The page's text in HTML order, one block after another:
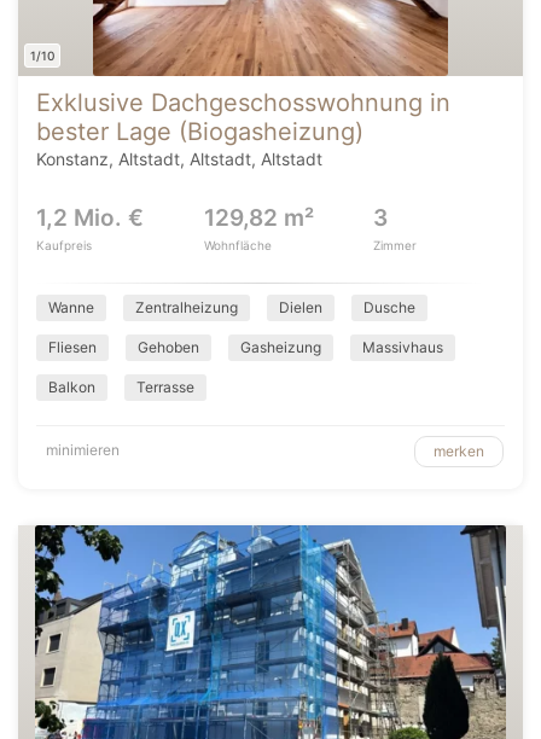
1/10
Exklusive Dachgeschosswohnung in
bester Lage (Biogasheizung)
Konstanz, Altstadt, Altstadt, Altstadt
1,2 Mio. €
Kaufpreis
129,82 m²
Wohnfläche
3
Zimmer
Wanne Zentralheizung Dielen Dusche
Fliesen Gehoben Gasheizung Massivhaus
Balkon Terrasse
minimieren merken